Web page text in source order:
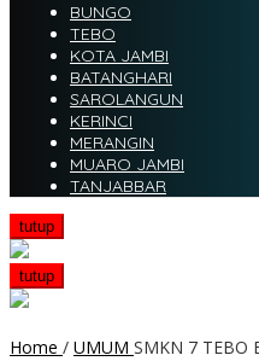
BUNGO
TEBO
KOTA JAMBI
BATANGHARI
SAROLANGUN
KERINCI
MERANGIN
MUARO JAMBI
TANJABBAR
tutup
tutup
Home / UMUM SMKN 7 TEBO